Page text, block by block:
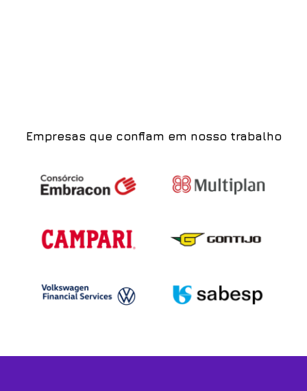
Empresas que confiam em nosso trabalho